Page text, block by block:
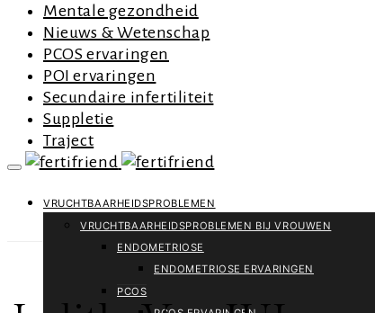
Mentale gezondheid
Nieuws & Wetenschap
PCOS ervaringen
POI ervaringen
Secundaire infertiliteit
Suppletie
Traject
VRUCHTBAARHEIDSPROBLEMEN
VRUCHTBAARHEIDSPROBLEMEN BIJ VROUWEN
ENDOMETRIOSE
ENDOMETRIOSE ERVARINGEN
PCOS